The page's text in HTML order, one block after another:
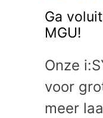
Ga
MGU!
Onze
voor
meer